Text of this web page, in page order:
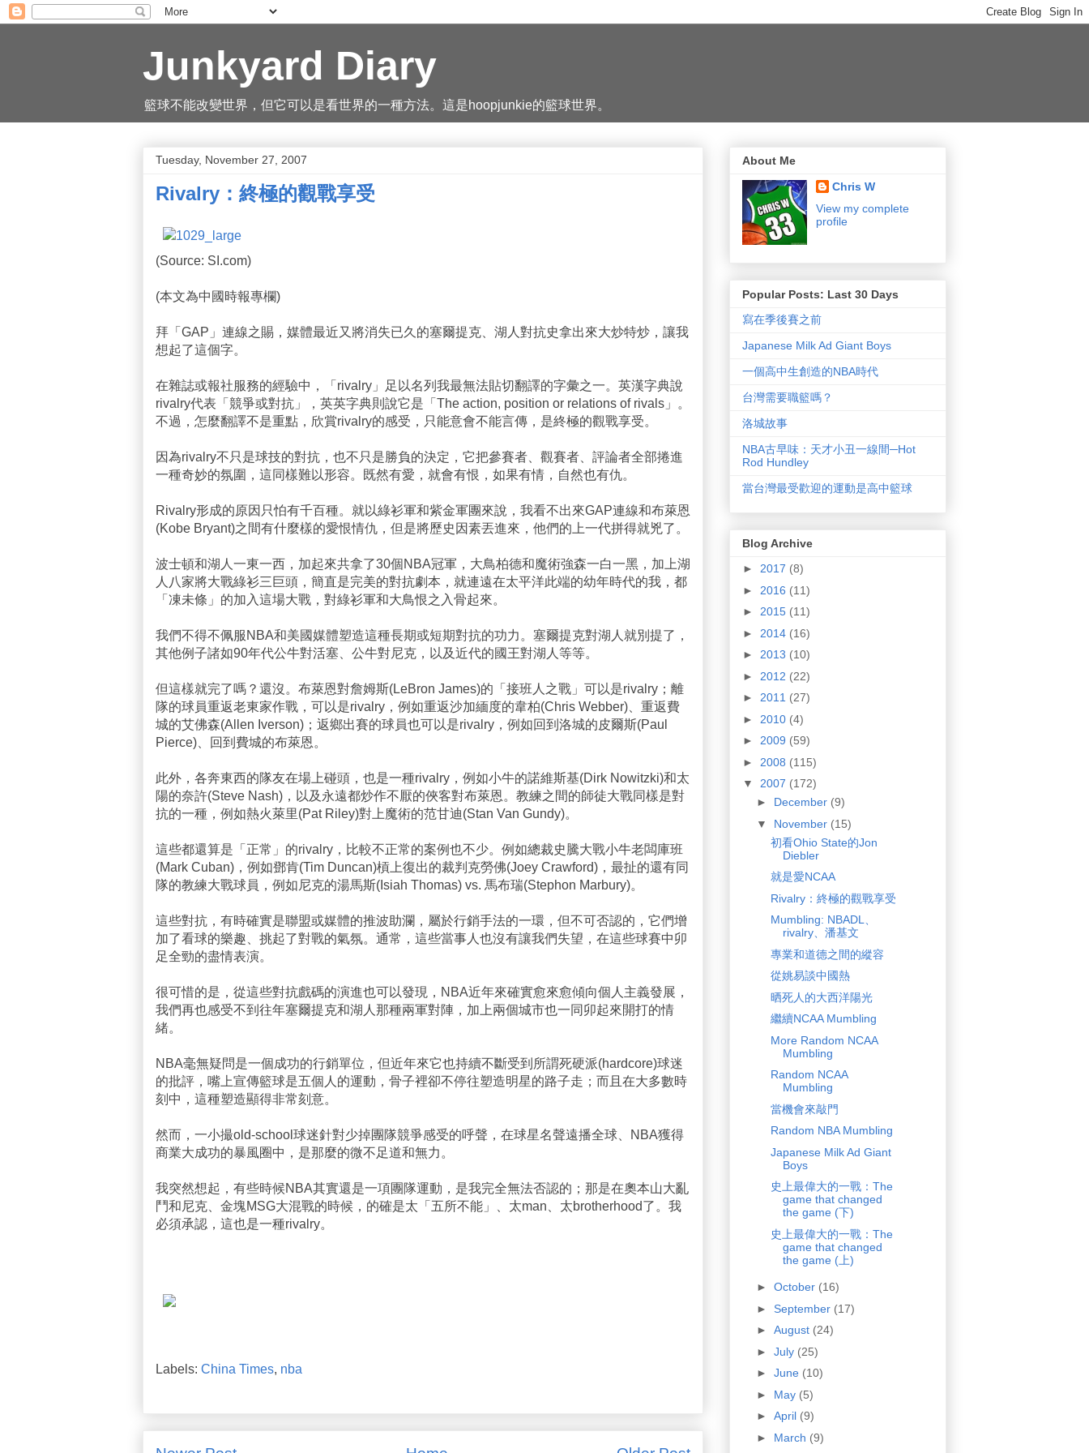
Junkyard Diary
籃球不能改變世界，但它可以是看世界的一種方法。這是hoopjunkie的籃球世界。
Tuesday, November 27, 2007
Rivalry：終極的觀戰享受
(Source: SI.com)
(本文為中國時報專欄)
拜「GAP」連線之賜，媒體最近又將消失已久的塞爾提克、湖人對抗史拿出來大炒特炒，讓我
想起了這個字。
在雜誌或報社服務的經驗中，「rivalry」足以名列我最無法貼切翻譯的字彙之一。英漢字典說
rivalry代表「競爭或對抗」，英英字典則說它是「The action, position or relations of rivals」。
不過，怎麼翻譯不是重點，欣賞rivalry的感受，只能意會不能言傳，是終極的觀戰享受。
因為rivalry不只是球技的對抗，也不只是勝負的決定，它把參賽者、觀賽者、評論者全部捲進
一種奇妙的氛圍，這同樣難以形容。既然有愛，就會有恨，如果有情，自然也有仇。
Rivalry形成的原因只怕有千百種。就以綠衫軍和紫金軍團來說，我看不出來GAP連線和布萊恩
(Kobe Bryant)之間有什麼樣的愛恨情仇，但是將歷史因素丟進來，他們的上一代拼得就兇了。
波士頓和湖人一東一西，加起來共拿了30個NBA冠軍，大鳥柏德和魔術強森一白一黑，加上湖
人八家將大戰綠衫三巨頭，簡直是完美的對抗劇本，就連遠在太平洋此端的幼年時代的我，都
「凍未條」的加入這場大戰，對綠衫軍和大鳥恨之入骨起來。
我們不得不佩服NBA和美國媒體塑造這種長期或短期對抗的功力。塞爾提克對湖人就別提了，
其他例子諸如90年代公牛對活塞、公牛對尼克，以及近代的國王對湖人等等。
但這樣就完了嗎？還沒。布萊恩對詹姆斯(LeBron James)的「接班人之戰」可以是rivalry；離
隊的球員重返老東家作戰，可以是rivalry，例如重返沙加緬度的韋柏(Chris Webber)、重返費
城的艾佛森(Allen Iverson)；返鄉出賽的球員也可以是rivalry，例如回到洛城的皮爾斯(Paul
Pierce)、回到費城的布萊恩。
此外，各奔東西的隊友在場上碰頭，也是一種rivalry，例如小牛的諾維斯基(Dirk Nowitzki)和太
陽的奈許(Steve Nash)，以及永遠都炒作不厭的俠客對布萊恩。教練之間的師徒大戰同樣是對
抗的一種，例如熱火萊里(Pat Riley)對上魔術的范甘迪(Stan Van Gundy)。
這些都還算是「正常」的rivalry，比較不正常的案例也不少。例如總裁史騰大戰小牛老闆庫班
(Mark Cuban)，例如鄧肯(Tim Duncan)槓上復出的裁判克勞佛(Joey Crawford)，最扯的還有同
隊的教練大戰球員，例如尼克的湯馬斯(Isiah Thomas) vs. 馬布瑞(Stephon Marbury)。
這些對抗，有時確實是聯盟或媒體的推波助瀾，屬於行銷手法的一環，但不可否認的，它們增
加了看球的樂趣、挑起了對戰的氣氛。通常，這些當事人也沒有讓我們失望，在這些球賽中卯
足全勁的盡情表演。
很可惜的是，從這些對抗戲碼的演進也可以發現，NBA近年來確實愈來愈傾向個人主義發展，
我們再也感受不到往年塞爾提克和湖人那種兩軍對陣，加上兩個城市也一同卯起來開打的情
緒。
NBA毫無疑問是一個成功的行銷單位，但近年來它也持續不斷受到所謂死硬派(hardcore)球迷
的批評，嘴上宣傳籃球是五個人的運動，骨子裡卻不停往塑造明星的路子走；而且在大多數時
刻中，這種塑造顯得非常刻意。
然而，一小撮old-school球迷針對少掉團隊競爭感受的呼聲，在球星名聲遠播全球、NBA獲得
商業大成功的暴風圈中，是那麼的微不足道和無力。
我突然想起，有些時候NBA其實還是一項團隊運動，是我完全無法否認的；那是在奧本山大亂
鬥和尼克、金塊MSG大混戰的時候，的確是太「五所不能」、太man、太brotherhood了。我
必須承認，這也是一種rivalry。
Labels: China Times, nba
About Me
Chris W
View my complete
profile
Popular Posts: Last 30 Days
寫在季後賽之前
Japanese Milk Ad Giant Boys
一個高中生創造的NBA時代
台灣需要職籃嗎？
洛城故事
NBA古早味：天才小丑一線間─Hot
Rod Hundley
當台灣最受歡迎的運動是高中籃球
Blog Archive
► 2017 (8)
► 2016 (11)
► 2015 (11)
► 2014 (16)
► 2013 (10)
► 2012 (22)
► 2011 (27)
► 2010 (4)
► 2009 (59)
► 2008 (115)
▼ 2007 (172)
► December (9)
▼ November (15)
初看Ohio State的Jon
Diebler
就是愛NCAA
Rivalry：終極的觀戰享受
Mumbling: NBADL、
rivalry、潘基文
專業和道德之間的縱容
從姚易談中國熱
晒死人的大西洋陽光
繼續NCAA Mumbling
More Random NCAA
Mumbling
Random NCAA
Mumbling
當機會來敲門
Random NBA Mumbling
Japanese Milk Ad Giant
Boys
史上最偉大的一戰：The
game that changed
the game (下)
史上最偉大的一戰：The
game that changed
the game (上)
► October (16)
► September (17)
► August (24)
► July (25)
► June (10)
► May (5)
► April (9)
► March (9)